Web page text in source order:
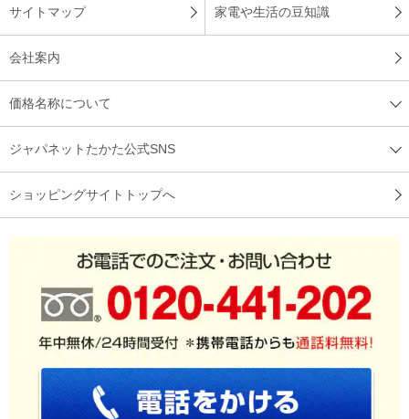
サイトマップ 家電や生活の豆知識
会社案内
価格名称について
ジャパネットたかた公式SNS
ショッピングサイトトップへ